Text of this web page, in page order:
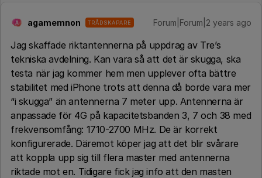
A agamemnon TRÅDSKAPARE Forum|Forum|2 years ago
Jag skaffade riktantennerna på uppdrag av Tre’s
tekniska avdelning. Kan vara så att det är skugga, ska
testa när jag kommer hem men upplever ofta bättre
stabilitet med iPhone trots att denna då borde vara mer
“i skugga” än antennerna 7 meter upp. Antennerna är
anpassade för 4G på kapacitetsbanden 3, 7 och 38 med
frekvensomfång: 1710-2700 MHz. De är korrekt
konfigurerade. Däremot köper jag att det blir svårare
att koppla upp sig till flera master med antennerna
riktade mot en. Tidigare fick jag info att den masten